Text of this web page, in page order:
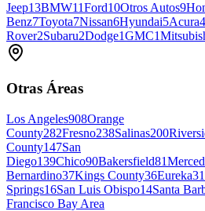
Jeep13BMW11Ford10Otros Autos9
Benz7Toyota7Nissan6Hyundai5Acura4
Rover2Subaru2Dodge1GMC1
Otras Áreas
Los Angeles908Orange
County282Fresno238Salinas200
County147San
Diego139Chico90Bakersfield81Merced
Bernardino37Kings County36Eureka31
Springs16San Luis Obispo14Santa
Francisco Bay Area